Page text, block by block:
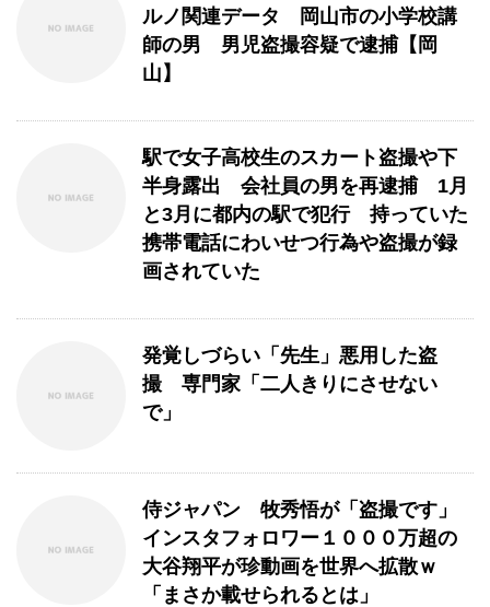
ルノ関連データ 岡山市の小学校講
師の男 男児盗撮容疑で逮捕【岡
山】
駅で女子高校生のスカート盗撮や下
半身露出 会社員の男を再逮捕 1月
と3月に都内の駅で犯行 持っていた
携帯電話にわいせつ行為や盗撮が録
画されていた
発覚しづらい「先生」悪用した盗
撮 専門家「二人きりにさせない
で」
侍ジャパン 牧秀悟が「盗撮です」
インスタフォロワー１０００万超の
大谷翔平が珍動画を世界へ拡散ｗ
「まさか載せられるとは」